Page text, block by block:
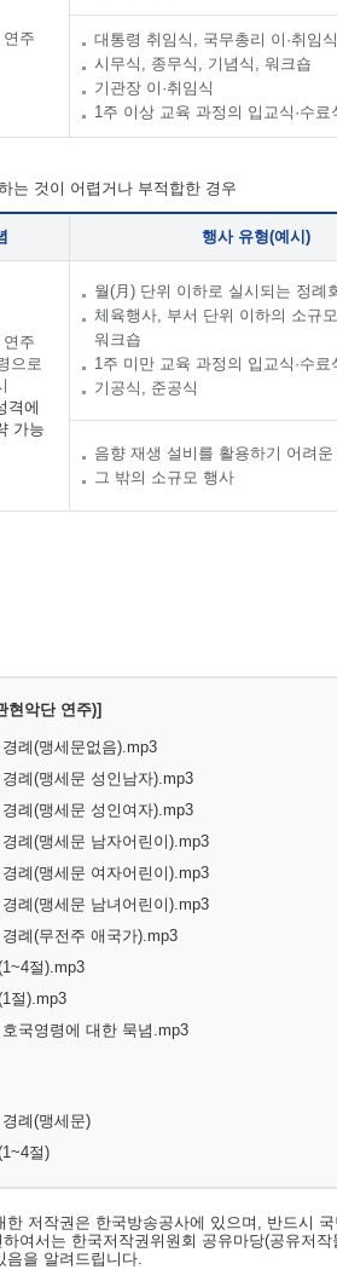
주
대통령 취임식, 국무총리 이·취임식
시무식, 종무식, 기념식, 워크숍
기관장 이·취임식
1주 이상 교육 과정의 입교식·수료
는 것이 어렵거나 부적합한 경우
행사 유형(예시)
주
으로
격에
가능
월(月) 단위 이하로 실시되는 정례
체육행사, 부서 단위 이하의 소규모
워크숍
1주 미만 교육 과정의 입교식·수료
기공식, 준공식
음향 재생 설비를 활용하기 어려운
그 밖의 소규모 행사
현악단 연주)]
례(맹세문없음).mp3
례(맹세문 성인남자).mp3
례(맹세문 성인여자).mp3
례(맹세문 남자어린이).mp3
례(맹세문 여자어린이).mp3
례(맹세문 남녀어린이).mp3
례(무전주 애국가).mp3
절).mp3
절).mp3
국영령에 대한 묵념.mp3
례(맹세문)
절)
저작권은 한국방송공사에 있으며, 반드시 국
여서는 한국저작권위원회 공유마당(공유저작
음을 알려드립니다.